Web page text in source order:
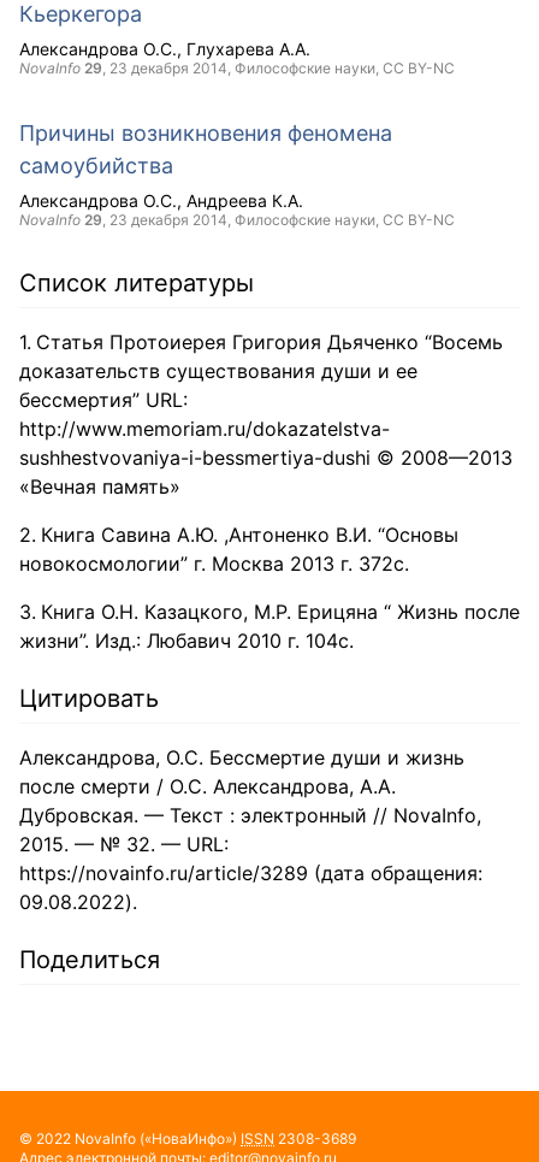
Кьеркегора
Александрова О.С. Глухарева А.А.
NovaInfo 29, 23 декабря 2014, Философские науки, CC BY-NC
Причины возникновения феномена
самоубийства
Александрова О.С. Андреева К.А.
NovaInfo 29, 23 декабря 2014, Философские науки, CC BY-NC
Список литературы
Статья Протоиерея Григория Дьяченко “Восемь
доказательств существования души и ее
бессмертия” URL:
http://www.memoriam.ru/dokazatelstva-
sushhestvovaniya-i-bessmertiya-dushi © 2008—2013
«Вечная память»
Книга Савина А.Ю. ,Антоненко В.И. “Основы
новокосмологии” г. Москва 2013 г. 372с.
Книга О.Н. Казацкого, М.Р. Ерицяна “ Жизнь после
жизни”. Изд.: Любавич 2010 г. 104с.
Цитировать
Александрова, О.С. Бессмертие души и жизнь
после смерти / О.С. Александрова, А.А.
Дубровская. — Текст : электронный // NovaInfo,
2015. — № 32. — URL:
https://novainfo.ru/article/3289 (дата обращения:
09.08.2022).
Поделиться
© 2022 NovaInfo («НоваИнфо») ISSN 2308-3689
Адрес электронной почты: editor@novainfo.ru